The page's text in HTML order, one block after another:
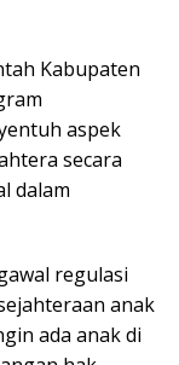
Kabupaten
aspek
secara
dalam
regulasi
anak
ada anak di